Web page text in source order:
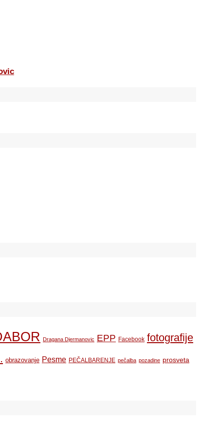
Dragana Djermanovic EPP Facebook fotografije
obrazovanje Pesme PEČALBARENJE pečalba pozadine prosveta